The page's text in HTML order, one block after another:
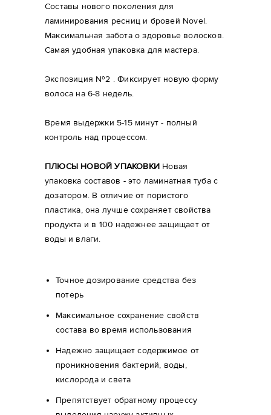
Составы нового поколения для
ламинирования ресниц и бровей Novel.
Максимальная забота о здоровье волосков.
Самая удобная упаковка для мастера.
Экспозиция №2 . Фиксирует новую форму
волоса на 6-8 недель.
Время выдержки 5-15 минут - полный
контроль над процессом.
ПЛЮСЫ НОВОЙ УПАКОВКИ Новая
упаковка составов - это ламинатная туба с
дозатором. В отличие от пористого
пластика, она лучше сохраняет свойства
продукта и в 100 надежнее защищает от
воды и влаги.
Точное дозирование средства без
потерь
Максимальное сохранение свойств
состава во время использования
Надежно защищает содержимое от
проникновения бактерий, воды,
кислорода и света
Препятствует обратному процессу